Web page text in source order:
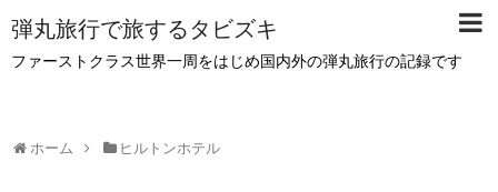
弾丸旅行で旅するタビズキ
ファーストクラス世界一周をはじめ国内外の弾丸旅行の記録です
ホーム ヒルトンホテル